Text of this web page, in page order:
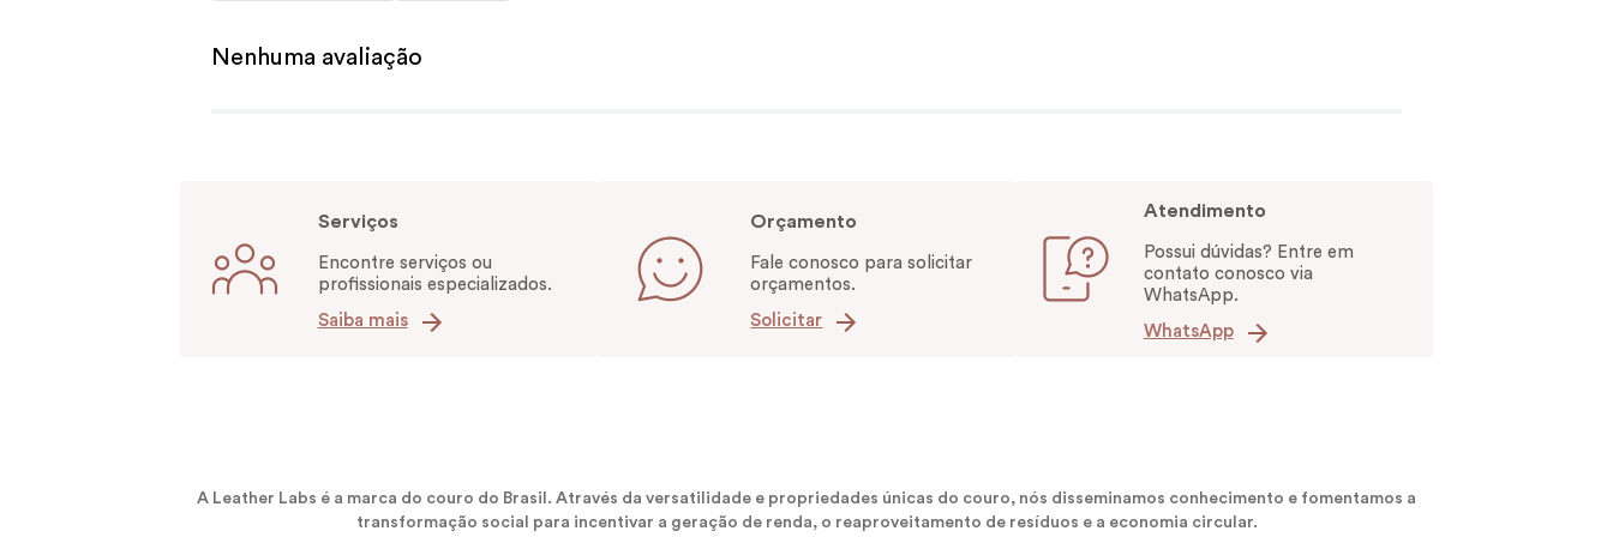
Nenhuma avaliação
Serviços
Encontre serviços ou
profissionais especializados.
Saiba mais
Orçamento
Fale conosco para solicitar
orçamentos.
Solicitar
Atendimento
Possui dúvidas? Entre em
contato conosco via
WhatsApp.
WhatsApp
A Leather Labs é a marca do couro do Brasil. Através da versatilidade e propriedades únicas do couro, nós disseminamos conhecimento e fomentamos a
transformação social para incentivar a geração de renda, o reaproveitamento de resíduos e a economia circular.